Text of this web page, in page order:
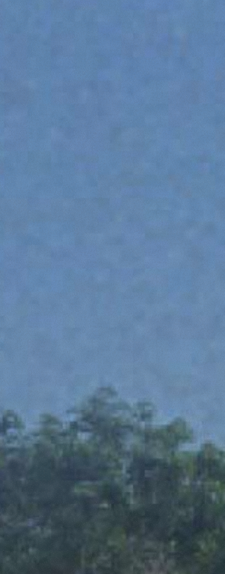
Consenso Informazioni sui cookie
Questo sito web utilizza i cookie
“Questo sito web utilizza i cookie Il sito utilizza cookies al
fine di fornire annunci pubblicitari e contenuti
personalizzati. Cliccando sul tasto "RIFIUTA" o sulla "X"
il banner verrà chiuso e non verranno inviati cookies al di
fuori di quelli tecnici. Cliccando su "ACCETTA TUTTI"
saranno automaticamente accettati tutti i cookie di prima